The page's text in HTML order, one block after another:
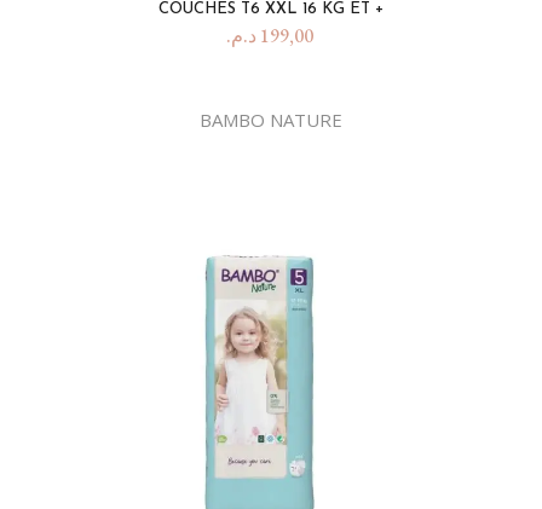
COUCHES T6 XXL 16 KG ET +
199,00 د.م.
BAMBO NATURE